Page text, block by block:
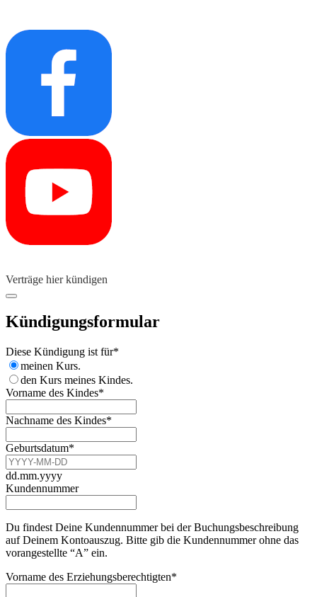
Verträge hier kündigen
Kündigungsformular
Email
Address*
Diese Kündigung ist für*
meinen Kurs.
den Kurs meines Kindes.
Vorname des Kindes*
Nachname des Kindes*
Geburtsdatum*
dd.mm.yyyy
Kundennummer
Du findest Deine Kundennummer bei der Buchungsbeschreibung
auf Deinem Kontoauszug. Bitte gib die Kundennummer ohne das
vorangestellte “A” ein.
Vorname des Erziehungsberechtigten*